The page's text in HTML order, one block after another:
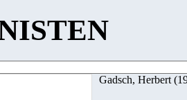
Gadsch, Herbert